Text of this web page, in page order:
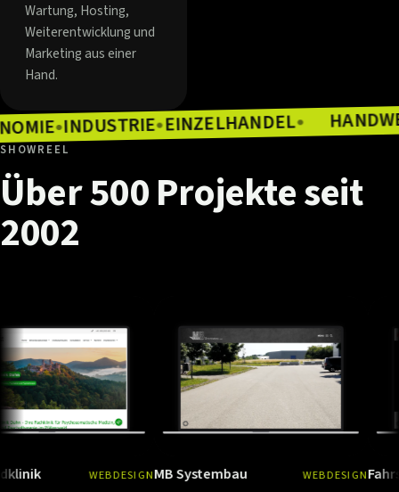
Wartung, Hosting,
Weiterentwicklung und
Marketing aus einer
Hand.
●INDUSTRIE●EINZELHANDEL●
SHOWREEL
Über500Projekteseit
2002
WEBDESIGN Ansehen→
MB Systembau WEBDESIGN Ansehen
Fahrschule